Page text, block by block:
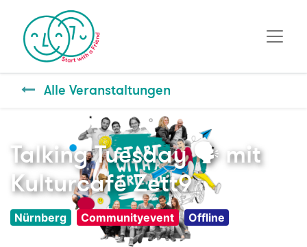
Alle Veranstaltungen
Talking Tuesday 🗣️ mit
Kulturcafé Zett9
Nürnberg Communityevent Offline